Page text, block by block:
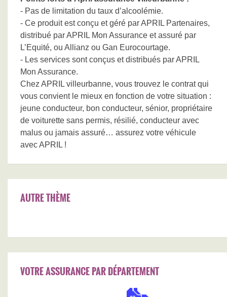
- Pas de limitation du taux d’alcoolémie.
- Ce produit est conçu et géré par APRIL Partenaires,
distribué par APRIL Mon Assurance et assuré par
L’Equité, ou Allianz ou Gan Eurocourtage.
- Les services sont conçus et distribués par APRIL
Mon Assurance.
Chez APRIL villeurbanne, vous trouvez le contrat qui
vous convient le mieux en fonction de votre situation :
jeune conducteur, bon conducteur, sénior, propriétaire
de voiturette sans permis, résilié, conducteur avec
malus ou jamais assuré… assurez votre véhicule
avec APRIL !
AUTRE THÈME
VOTRE ASSURANCE PAR DÉPARTEMENT